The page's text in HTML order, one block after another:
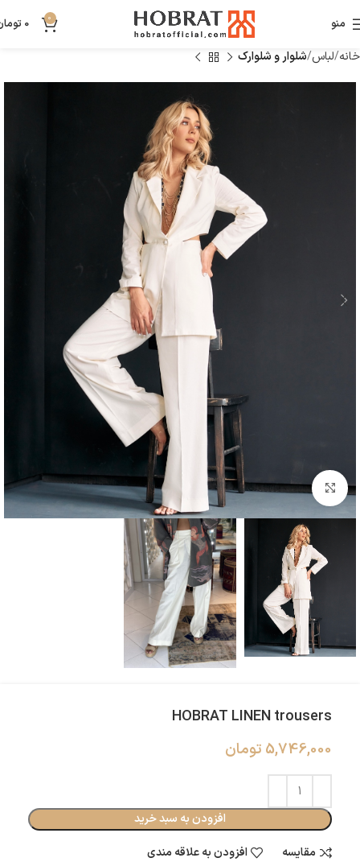
منو 0
0
خانه لباس شلوار و شلوارک
بزرگنمایی تصویر
HOBRAT LINEN trousers
5,746,000 تومان
افزودن به سبد خرید
مقایسه
افزودن به علاقه مندی